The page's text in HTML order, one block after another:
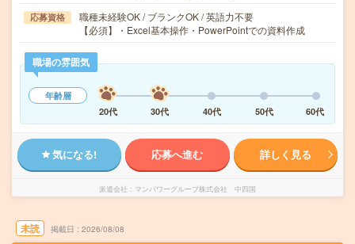
応募資格
職種未経験OK / ブランクOK / 英語力不要
【必須】・Excel基本操作・PowerPointでの資料作成
職場の雰囲気
年齢層
20代
30代 40代 50代 60代
気になる! 応募へ進む 詳しく見る
派遣会社 マンパワーグループ株式会社 中四国
未読 掲載日 2026/08/08